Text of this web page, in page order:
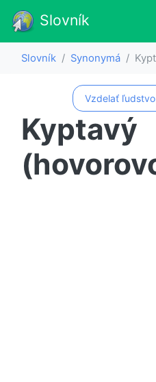
Slovník
Slovník Synonymá
Vzdelať
Kyptavý